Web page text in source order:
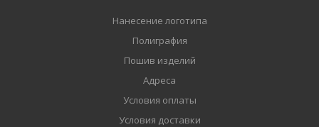
Нанесение логотипа
Полиграфия
Пошив изделий
Адреса
Условия оплаты
Условия доставки